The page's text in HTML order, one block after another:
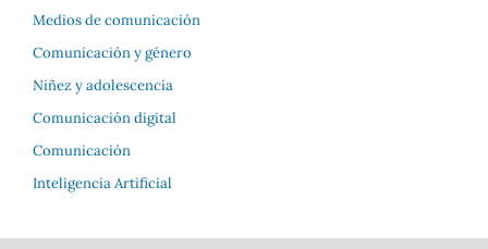
Medios de comunicación
Comunicación y género
Niñez y adolescencia
Comunicación digital
Comunicación
Inteligencia Artificial